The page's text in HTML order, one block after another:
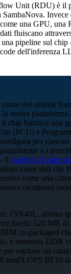
Unit (RDU) è il
SambaNova. Invece
una GPU, una
fluiscano
pipeline sul chip
dell'inferenza
dei sistemi
nostra
chip fornisce una
(PCU) e
per
e i
il modello di
come dati che
come una
recuperati
l'SN40L, abbina
tre livelli: 520 MB
co-packaged
e memoria DDR
per ospitare un
teraFLOPS BF16